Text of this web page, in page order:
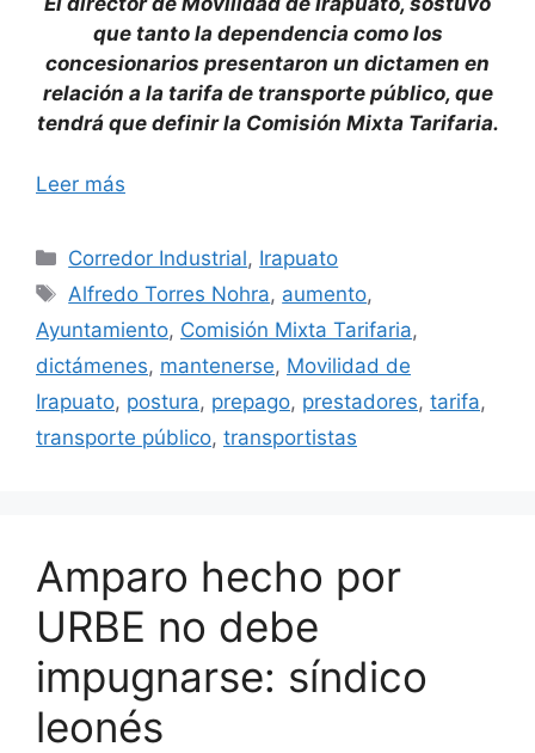
que tanto la dependencia como los
concesionarios presentaron un dictamen en
relación a la tarifa de transporte público, que
tendrá que definir la Comisión Mixta Tarifaria.
Leer más
Categorías
Corredor Industrial, Irapuato
Etiquetas
Alfredo Torres Nohra, aumento,
Ayuntamiento, Comisión Mixta Tarifaria,
dictámenes, mantenerse, Movilidad de
Irapuato, postura, prepago, prestadores, tarifa,
transporte público, transportistas
Amparo hecho por
URBE no debe
impugnarse: síndico
leonés